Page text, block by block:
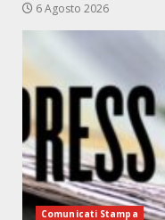
6 Agosto 2026
Comunicati Stampa